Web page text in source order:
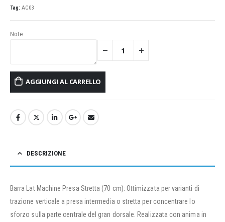
Tag: AC03
Note
AGGIUNGI AL CARRELLO
DESCRIZIONE
Barra Lat Machine Presa Stretta (70 cm): Ottimizzata per varianti di
trazione verticale a presa intermedia o stretta per concentrare lo
sforzo sulla parte centrale del gran dorsale. Realizzata con anima in